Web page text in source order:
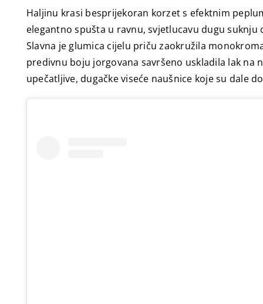
Haljinu krasi besprijekoran korzet s efektnim
elegantno spušta u ravnu, svjetlucavu dugu
Slavna je glumica cijelu priču zaokružila
predivnu boju jorgovana savršeno uskladila lak na
upečatljive, dugačke viseće naušnice koje su dale